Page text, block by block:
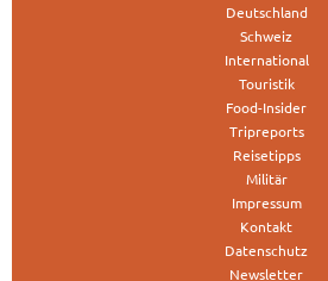
Deutschland
Schweiz
International
Touristik
Food-Insider
Tripreports
Reisetipps
Militär
Impressum
Kontakt
Datenschutz
Newsletter